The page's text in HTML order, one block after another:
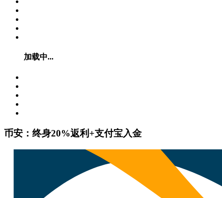
加载中...
币安：终身20%返利+支付宝入金